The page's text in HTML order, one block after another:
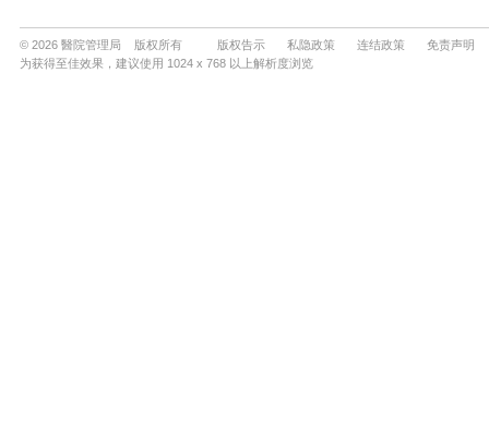
© 2026 醫院管理局 版权所有 版权告示 私隐政策 连结政策
免责声明
为获得至佳效果，建议使用 1024 x 768 以上解析度浏览